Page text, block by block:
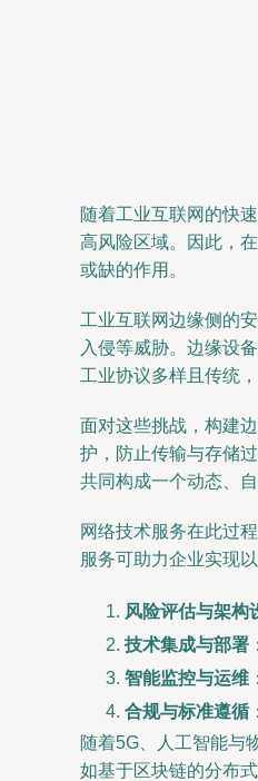
随着工业互联网的快
高风险区域。因此，
或缺的作用。
工业互联网边缘侧的
入侵等威胁。边缘设
工业协议多样且传统
面对这些挑战，构建
护，防止传输与存储
共同构成一个动态、
网络技术服务在此过
服务可助力企业实现以
风险评估与架构
技术集成与部署
智能监控与运维
合规与标准遵循
随着5G、人工智能与
如基于区块链的分布